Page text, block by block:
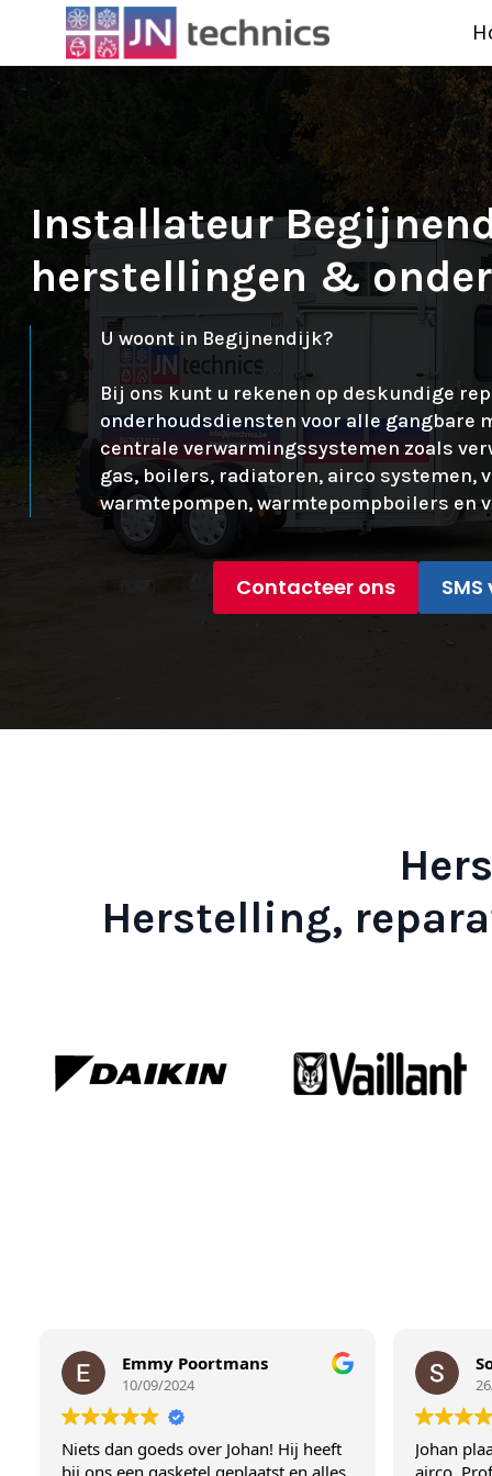
Installateur
herstellingen &
U woont in Begijnendijk?
Bij ons kunt u rekenen op deskundige
onderhoudsdiensten voor alle gangbare
centrale verwarmingssystemen zoals
gas, boilers, radiatoren, airco systemen,
warmtepompen, warmtepompboilers en
Contacteer ons
Herstelling,
Emmy Poortmans
10/09/2024
dan goeds over Johan! Hij heeft
Sofie Ghys
26/08/2024
Johan plaatste in 2